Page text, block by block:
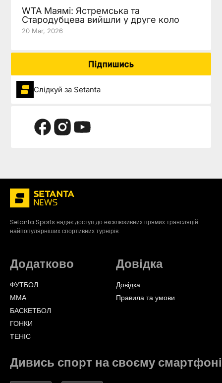
WTA Маямі: Ястремська та
Стародубцева вийшли у друге коло
20 Mar, 2026
Підпишись
Слідкуй за Setanta
Setanta Sports надає доступ до ексклюзивних прямих трансляцій
найпопулярніших спортивних турнірів.
Додатково
ФУТБОЛ
ММА
БАСКЕТБОЛ
ГОНКИ
TЕНІС
Довідка
Довідка
Правила та умови
Дивись спорт на своєму смартфоні